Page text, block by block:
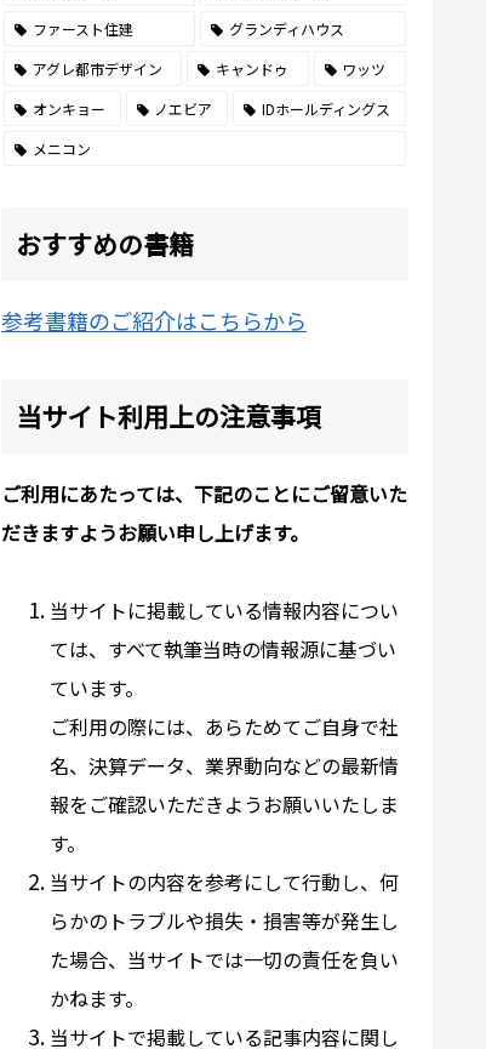
ファースト住建
グランディハウス
アグレ都市デザイン
キャンドゥ
ワッツ
オンキョー
ノエビア
IDホールディングス
メニコン
おすすめの書籍
参考書籍のご紹介はこちらから
当サイト利用上の注意事項
ご利用にあたっては、下記のことにご留意いた
だきますようお願い申し上げます。
当サイトに掲載している情報内容につい
ては、すべて執筆当時の情報源に基づい
ています。
ご利用の際には、あらためてご自身で社
名、決算データ、業界動向などの最新情
報をご確認いただきようお願いいたしま
す。
当サイトの内容を参考にして行動し、何
らかのトラブルや損失・損害等が発生し
た場合、当サイトでは一切の責任を負い
かねます。
当サイトで掲載している記事内容に関し